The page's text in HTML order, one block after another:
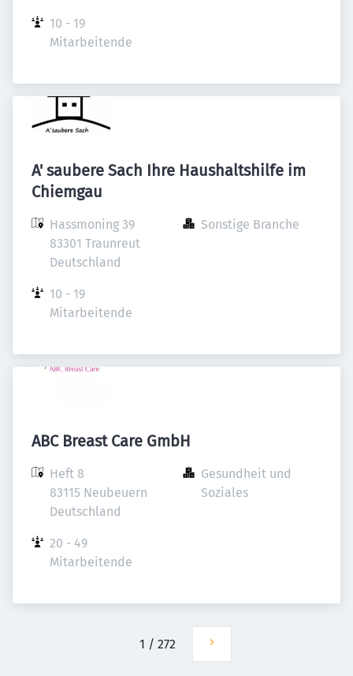
10 - 19
Mitarbeitende
A' saubere Sach Ihre Haushaltshilfe im
Chiemgau
Hassmoning 39
83301 Traunreut
Deutschland
Sonstige Branche
10 - 19
Mitarbeitende
ABC Breast Care GmbH
Heft 8
83115 Neubeuern
Deutschland
Gesundheit und
Soziales
20 - 49
Mitarbeitende
1 / 272